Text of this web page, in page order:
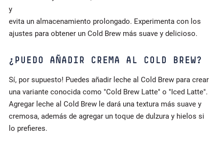
y
evita un almacenamiento prolongado. Experimenta con los
ajustes para obtener un Cold Brew más suave y delicioso.
¿PUEDO AÑADIR CREMA AL COLD BREW?
Sí, por supuesto! Puedes añadir leche al Cold Brew para crear
una variante conocida como "Cold Brew Latte" o "Iced Latte".
Agregar leche al Cold Brew le dará una textura más suave y
cremosa, además de agregar un toque de dulzura y hielos si
lo prefieres.